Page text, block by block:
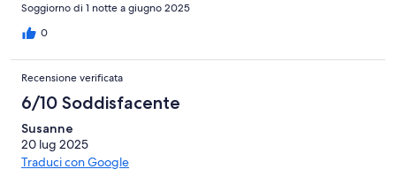
Soggiorno di 1 notte a giugno 2025
0
Recensione verificata
6/10 Soddisfacente
Susanne
20 lug 2025
Traduci con Google